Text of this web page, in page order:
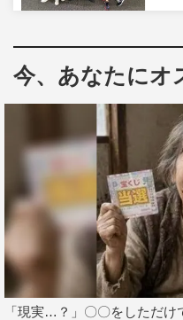
ダンスにも注目だ。タイ
LOOP」Music
振付師・タイガ コ
今回の振り付けのポイン
ら手を三日月のようにす
字のLにする部分など、細
ころです！
全体的にはアイドルっぽ
今、あなたにオ
「現実…？」〇〇をしただけ